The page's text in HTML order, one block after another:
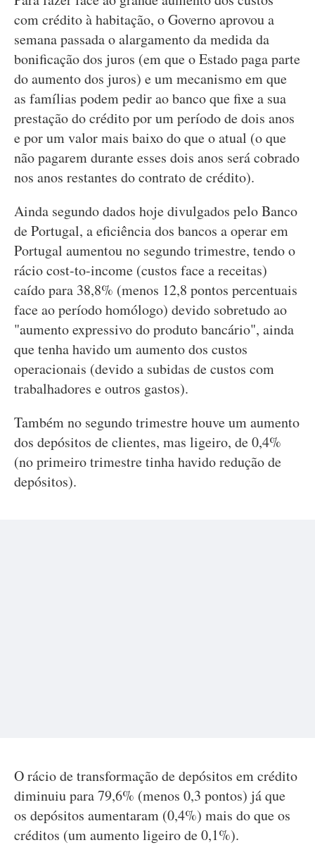
com crédito à habitação, o Governo aprovou a
semana passada o alargamento da medida da
bonificação dos juros (em que o Estado paga parte
do aumento dos juros) e um mecanismo em que
as famílias podem pedir ao banco que fixe a sua
prestação do crédito por um período de dois anos
e por um valor mais baixo do que o atual (o que
não pagarem durante esses dois anos será cobrado
nos anos restantes do contrato de crédito).
Ainda segundo dados hoje divulgados pelo Banco
de Portugal, a eficiência dos bancos a operar em
Portugal aumentou no segundo trimestre, tendo o
rácio cost-to-income (custos face a receitas)
caído para 38,8% (menos 12,8 pontos percentuais
face ao período homólogo) devido sobretudo ao
"aumento expressivo do produto bancário", ainda
que tenha havido um aumento dos custos
operacionais (devido a subidas de custos com
trabalhadores e outros gastos).
Também no segundo trimestre houve um aumento
dos depósitos de clientes, mas ligeiro, de 0,4%
(no primeiro trimestre tinha havido redução de
depósitos).
O rácio de transformação de depósitos em crédito
diminuiu para 79,6% (menos 0,3 pontos) já que
os depósitos aumentaram (0,4%) mais do que os
créditos (um aumento ligeiro de 0,1%).